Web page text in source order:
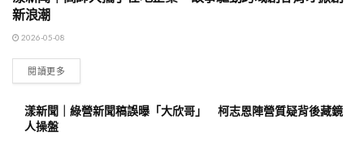
地方時事
新浪潮
2026-05-08
閱讀更多
漾新聞｜綠營新聞稿誤曝「大欣哥」 柯志恩陣營質疑背後藏鏡
人操盤